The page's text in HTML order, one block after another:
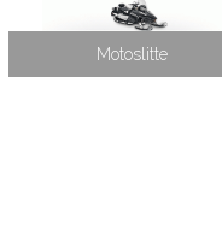
Motoslitte